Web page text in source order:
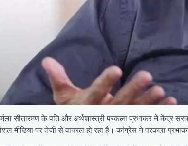
सीतारमण के पति और अर्थशास्त्री परकला प्रभाकर ने केंद्र
मीडिया पर तेजी से वायरल हो रहा है। कांग्रेस ने परकला